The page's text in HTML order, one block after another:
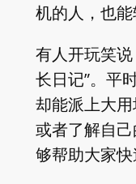
机的人，也能
有人开玩笑
长日记”。平
却能派上大
或者了解自
够帮助大家快